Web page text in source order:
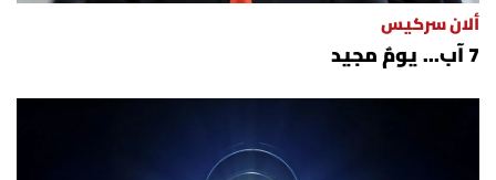
ألان سركيس
7 آب... يومٌ مجيد